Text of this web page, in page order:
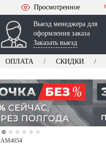
Просмотренное
Выезд менеджера для
оформления заказа
Заказать выезд
ОПЛАТА СКИДКИ
AM4654